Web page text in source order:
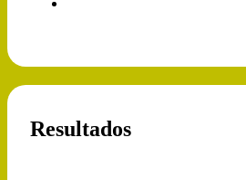
Resultados